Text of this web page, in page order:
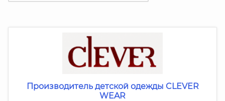
Производитель детской одежды CLEVER
WEAR